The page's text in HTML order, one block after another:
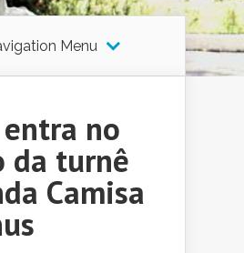
Menu
no
da turnê
Camisa